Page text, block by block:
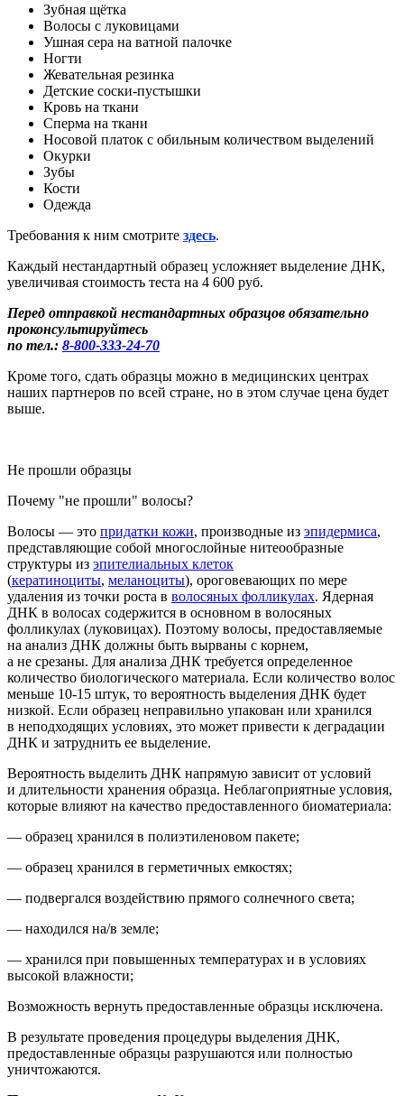
Зубная щётка
Волосы с луковицами
Ушная сера на ватной палочке
Ногти
Жевательная резинка
Детские соски-пустышки
Кровь на ткани
Сперма на ткани
Носовой платок с обильным количеством выделений
Окурки
Зубы
Кости
Одежда
Требования к ним смотрите здесь.
Каждый нестандартный образец усложняет выделение ДНК,
увеличивая стоимость теста на 4 600 руб.
Перед отправкой нестандартных образцов обязательно
проконсультируйтесь
по тел.: 8-800-333-24-70
Кроме того, сдать образцы можно в медицинских центрах
наших партнеров по всей стране, но в этом случае цена будет
выше.
Не прошли образцы
Почему "не прошли" волосы?
Волосы — это придатки кожи, производные из эпидермиса,
представляющие собой многослойные нитеообразные
структуры из эпителиальных клеток
(кератиноциты, меланоциты), ороговевающих по мере
удаления из точки роста в волосяных фолликулах. Ядерная
ДНК в волосах содержится в основном в волосяных
фолликулах (луковицах). Поэтому волосы, предоставляемые
на анализ ДНК должны быть вырваны с корнем,
а не срезаны. Для анализа ДНК требуется определенное
количество биологического материала. Если количество волос
меньше 10-15 штук, то вероятность выделения ДНК будет
низкой. Если образец неправильно упакован или хранился
в неподходящих условиях, это может привести к деградации
ДНК и затруднить ее выделение.
Вероятность выделить ДНК напрямую зависит от условий
и длительности хранения образца. Неблагоприятные условия,
которые влияют на качество предоставленного биоматериала:
— образец хранился в полиэтиленовом пакете;
— образец хранился в герметичных емкостях;
— подвергался воздействию прямого солнечного света;
— находился на/в земле;
— хранился при повышенных температурах и в условиях
высокой влажности;
Возможность вернуть предоставленные образцы исключена.
В результате проведения процедуры выделения ДНК,
предоставленные образцы разрушаются или полностью
уничтожаются.